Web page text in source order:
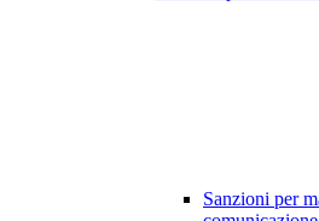
Sanzioni per